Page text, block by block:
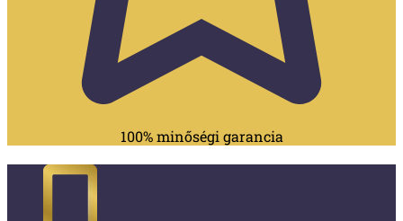
100% minőségi garancia